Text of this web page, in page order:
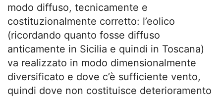
modo diffuso, tecnicamente e
costituzionalmente corretto: l’eolico
(ricordando quanto fosse diffuso
anticamente in Sicilia e quindi in Toscana)
va realizzato in modo dimensionalmente
diversificato e dove c’è sufficiente vento,
quindi dove non costituisce deterioramento